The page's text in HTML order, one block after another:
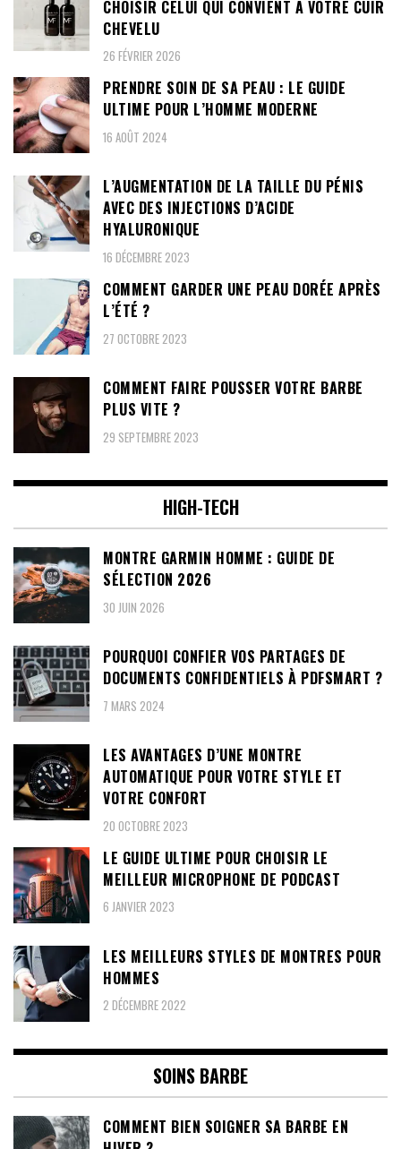
CHOISIR CELUI QUI CONVIENT À VOTRE CUIR
CHEVELU
26 FÉVRIER 2026
PRENDRE SOIN DE SA PEAU : LE GUIDE
ULTIME POUR L’HOMME MODERNE
16 AOÛT 2024
L’AUGMENTATION DE LA TAILLE DU PÉNIS
AVEC DES INJECTIONS D’ACIDE
HYALURONIQUE
16 DÉCEMBRE 2023
COMMENT GARDER UNE PEAU DORÉE APRÈS
L’ÉTÉ ?
27 OCTOBRE 2023
COMMENT FAIRE POUSSER VOTRE BARBE
PLUS VITE ?
29 SEPTEMBRE 2023
HIGH-TECH
MONTRE GARMIN HOMME : GUIDE DE
SÉLECTION 2026
30 JUIN 2026
POURQUOI CONFIER VOS PARTAGES DE
DOCUMENTS CONFIDENTIELS À PDFSMART ?
7 MARS 2024
LES AVANTAGES D’UNE MONTRE
AUTOMATIQUE POUR VOTRE STYLE ET
VOTRE CONFORT
20 OCTOBRE 2023
LE GUIDE ULTIME POUR CHOISIR LE
MEILLEUR MICROPHONE DE PODCAST
6 JANVIER 2023
LES MEILLEURS STYLES DE MONTRES POUR
HOMMES
2 DÉCEMBRE 2022
SOINS BARBE
COMMENT BIEN SOIGNER SA BARBE EN